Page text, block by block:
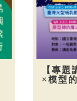
【專
×模型